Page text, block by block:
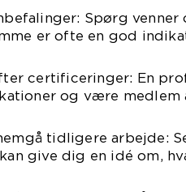
Spørg
er ofte en god
certificeringer: En
og være medlem
tidligere arbejde:
give dig en idé om,